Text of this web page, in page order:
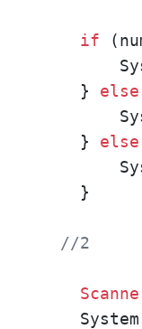
if
        }
else
        }
else
        }
//2